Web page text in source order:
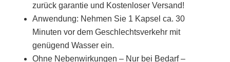
zurück garantie und Kostenloser Versand!
Anwendung: Nehmen Sie 1 Kapsel ca. 30
Minuten vor dem Geschlechtsverkehr mit
genügend Wasser ein.
Ohne Nebenwirkungen – Nur bei Bedarf –